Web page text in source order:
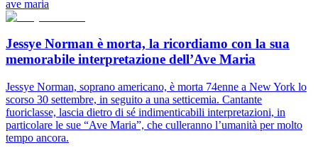
ave maria
Jessye Norman è morta, la ricordiamo con la sua
memorabile interpretazione dell’Ave Maria
Jessye Norman, soprano americano, è morta 74enne a New York lo
scorso 30 settembre, in seguito a una setticemia. Cantante
fuoriclasse, lascia dietro di sé indimenticabili interpretazioni, in
particolare le sue “Ave Maria”, che culleranno l’umanità per molto
tempo ancora.